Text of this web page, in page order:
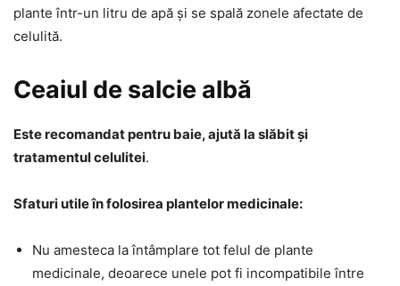
plante într-un litru de apă și se spală zonele afectate de
celulită.
Ceaiul de salcie albă
Este recomandat pentru baie, ajută la slăbit și
tratamentul celulitei.
Sfaturi utile în folosirea plantelor medicinale:
Nu amesteca la întâmplare tot felul de plante
medicinale, deoarece unele pot fi incompatibile între